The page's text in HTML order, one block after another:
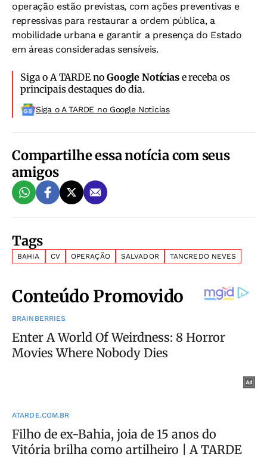
operação estão previstas, com ações preventivas e
repressivas para restaurar a ordem pública, a
mobilidade urbana e garantir a presença do Estado
em áreas consideradas sensíveis.
Siga o A TARDE noGoogle Notíciase receba os
principais destaques do dia.
Siga o A TARDE no Google Noticias
Compartilhe essa notícia com seus
amigos
Tags
BAHIA CV OPERAÇÃO SALVADOR TANCREDO NEVES